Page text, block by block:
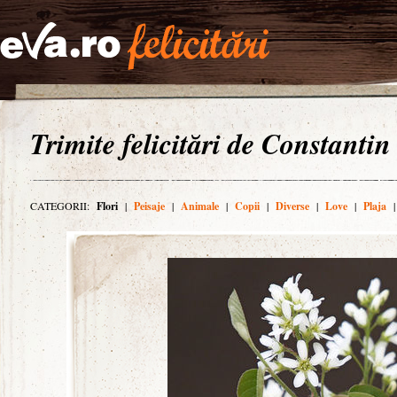
Trimite felicitări de
CATEGORII: Flori | Peisaje | Animale | Copii | Diverse | Love | Plaja |